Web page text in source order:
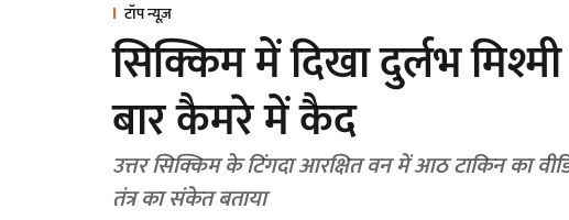
टॉप न्यूज़
सिक्किम में दिखा दुर्लभ
बार कैमरे में कैद
उत्तर सिक्किम के टिंगदा आरक्षित वन में आठ टाकिन का
तंत्र का संकेत बताया